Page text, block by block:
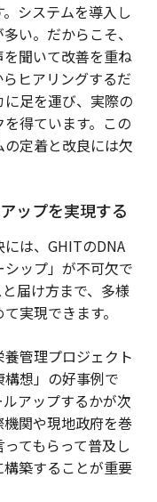
システムを導入し
い。だからこそ、
聞いて改善を重ね
ヒアリングするだ
足を運び、実際の
得ています。この
定着と改良には欠
ップを実現する
は、GHITのDNA
ップ」が不可欠で
届け方まで、多様
実現できます。
管理プロジェクト
想」の好事例で
アップするかが次
関や現地政府を巻
てもらって普及し
築することが重要